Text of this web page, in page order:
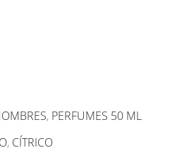
, PERFUMES 50 ML
, CÍTRICO